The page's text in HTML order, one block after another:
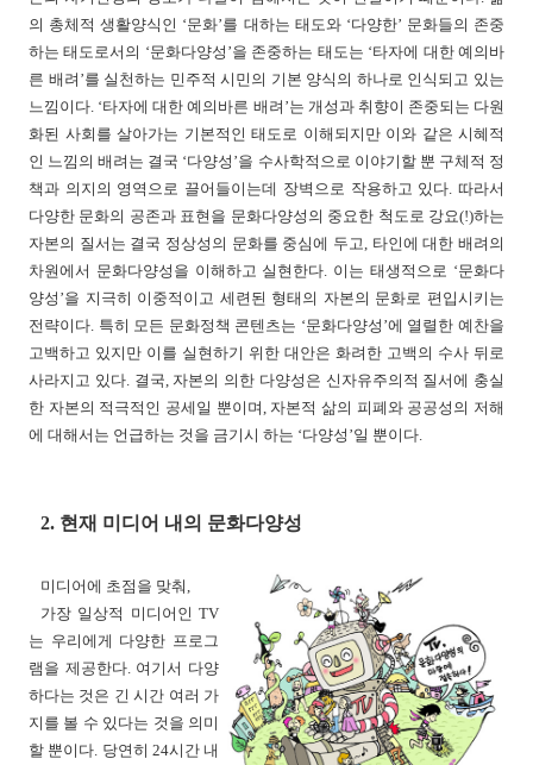
의 총체적 생활양식인 ‘문화’를 대하는 태도와 ‘다양한’ 문화들의 존중
하는 태도로서의 ‘문화다양성’을 존중하는 태도는 ‘타자에 대한 예의 바
른 배려’를 실천하는 민주적 시민의 기본 양식의 하나로 인식되고 있는
느낌이다. ‘타자에 대한 예의바른 배려’는 개성과 취향이 존중되는 다원
화된 사회를 살아가는 기본적인 태도로 이해되지만 이와 같은 시혜적
인 느낌의 배려는 결국 ‘다양성’을 수사학적으로 이야기할 뿐 구체적 정
책과 의지의 영역으로 끌어들이는데 장벽으로 작용하고 있다. 따라서
다양한 문화의 공존과 표현을 문화다양성의 중요한 척도로 강요(!)하는
자본의 질서는 결국 정상성의 문화를 중심에 두고, 타인에 대한 배려의
차원에서 문화다양성을 이해하고 실현한다. 이는 태생적으로 ‘문화다
양성’을 지극히 이중적이고 세련된 형태의 자본의 문화로 편입시키는
전략이다. 특히 모든 문화정책 콘텐츠는 ‘문화다양성’에 열렬한 예찬을
고백하고 있지만 이를 실현하기 위한 대안은 화려한 고백의 수사 뒤로
사라지고 있다. 결국, 자본의 의한 다양성은 신자유주의적 질서에 충실
한 자본의 적극적인 공세일 뿐이며, 자본적 삶의 피폐와 공공성의 저해
에 대해서는 언급하는 것을 금기시 하는 ‘다양성’일 뿐이다.
2. 현재 미디어 내의 문화다양성
미디어에 초점을 맞춰,
가장 일상적 미디어인 TV
는 우리에게 다양한 프로그
램을 제공한다. 여기서 다양
하다는 것은 긴 시간 여러 가
지를 볼 수 있다는 것을 의미
할 뿐이다. 당연히 24시간 내